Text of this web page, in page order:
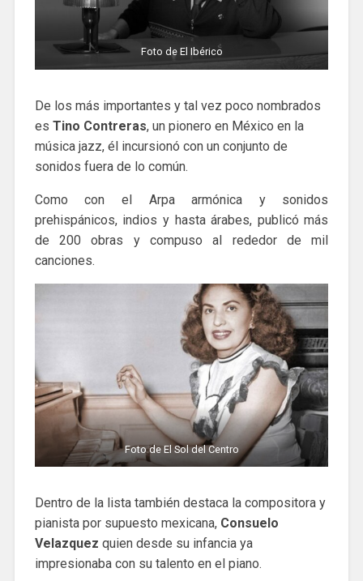
Foto de El Ibérico
De los más importantes y tal vez poco nombrados
es Tino Contreras, un pionero en México en la
música jazz, él incursionó con un conjunto de
sonidos fuera de lo común.
Como con el Arpa armónica y sonidos
prehispánicos, indios y hasta árabes, publicó más
de 200 obras y compuso al rededor de mil
canciones.
Foto de El Sol del Centro
Dentro de la lista también destaca la compositora y
pianista por supuesto mexicana, Consuelo
Velazquez quien desde su infancia ya
impresionaba con su talento en el piano.